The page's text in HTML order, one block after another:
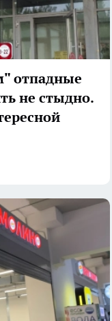
отпадные
не стыдно.